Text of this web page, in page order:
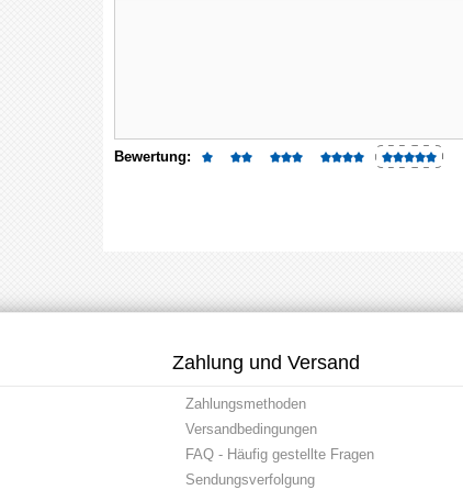
Bewertung:
Zahlung und Versand
Zahlungsmethoden
Versandbedingungen
FAQ - Häufig gestellte Fragen
Sendungsverfolgung